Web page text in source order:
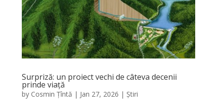
Surpriză: un proiect vechi de câteva decenii
prinde viață
by Cosmin Țîntă | Jan 27, 2026 | Știri